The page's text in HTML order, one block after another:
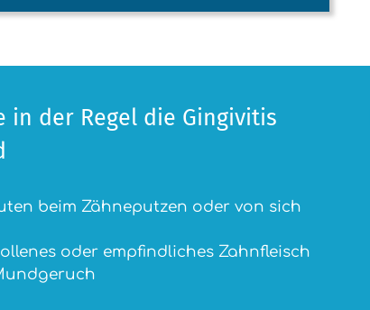
in der Regel die Gingivitis
beim Zähneputzen oder von sich
oder empfindliches Zahnfleisch